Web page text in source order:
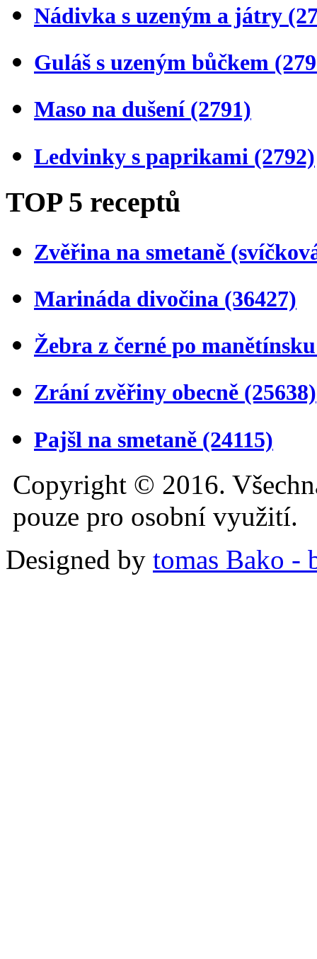
Nádivka s uzeným a játry
Guláš s uzeným bůčkem
Maso na dušení (2791)
Ledvinky s paprikami (2792)
TOP 5 receptů
Zvěřina na smetaně
Marináda divočina (36427)
Žebra z černé po
Zrání zvěřiny obecně (25638)
Pajšl na smetaně (24115)
Copyright © 2016.
pouze pro osobní využití.
Designed by tomas Bako -